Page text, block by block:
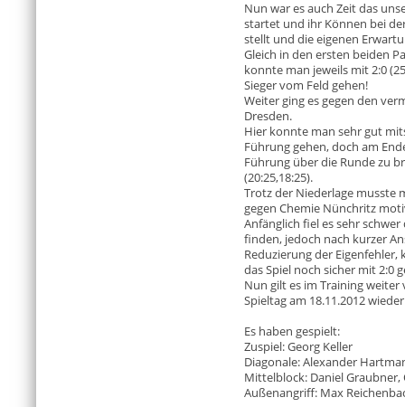
Nun war es auch Zeit das
startet und ihr Können bei
stellt und die eigenen
Gleich in den ersten beiden
konnte man jeweils mit 2:0
Sieger vom Feld gehen!
Weiter ging es gegen den
Dresden.
Hier konnte man sehr gut
Führung gehen, doch am
Führung über die Runde zu
(20:25,18:25).
Trotz der Niederlage musste
gegen Chemie Nünchritz
Anfänglich fiel es sehr
finden, jedoch nach kurzer
Reduzierung der
das Spiel noch sicher mit 2:0
Nun gilt es im Training
Spieltag am 18.11.2012
Es haben gespielt:
Zuspiel: Georg Keller
Diagonale: Alexander
Mittelblock: Daniel
Außenangriff: Max